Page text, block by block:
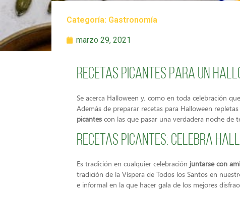
Categoría: Gastronomía
marzo 29, 2021
Recetas picantes para un
Se acerca Halloween y, como en toda celebración
Además de preparar recetas para Halloween
picantes con las que pasar una verdadera noche de
Recetas picantes: celebra
Es tradición en cualquier celebración juntarse con
tradición de la Víspera de Todos los Santos en
e informal en la que hacer gala de los mejores